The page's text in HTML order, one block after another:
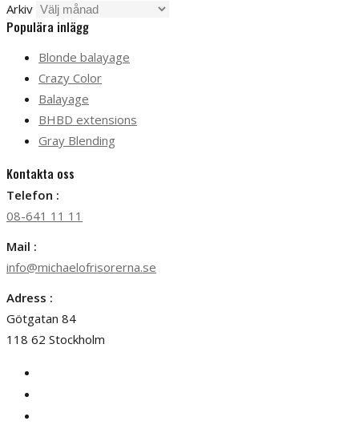
Arkiv
Populära inlägg
Blonde balayage
Crazy Color
Balayage
BHBD extensions
Gray Blending
Kontakta oss
Telefon :
08-641 11 11
Mail :
info@michaelofrisorerna.se
Adress :
Götgatan 84
118 62 Stockholm